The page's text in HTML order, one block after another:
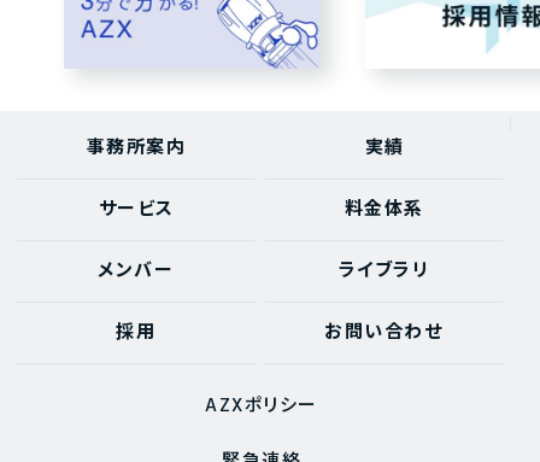
事務所案内 実績
サービス 料金体系
メンバー ライブラリ
採用 お問い合わせ
AZXポリシー